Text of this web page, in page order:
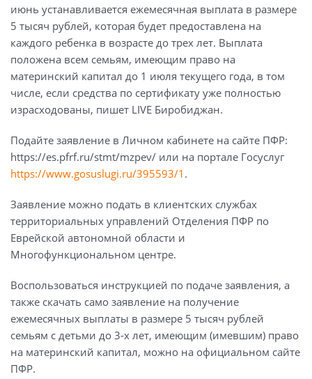
июнь устанавливается ежемесячная выплата в размере
5 тысяч рублей, которая будет предоставлена на
каждого ребенка в возрасте до трех лет. Выплата
положена всем семьям, имеющим право на
материнский капитал до 1 июля текущего года, в том
числе, если средства по сертификату уже полностью
израсходованы, пишет LIVE Биробиджан.
Подайте заявление в Личном кабинете на сайте ПФР:
https://es.pfrf.ru/stmt/mzpev/ или на портале Госуслуг
https://www.gosuslugi.ru/395593/1 .
Заявление можно подать в клиентских службах
территориальных управлений Отделения ПФР по
Еврейской автономной области и
Многофункциональном центре.
Воспользоваться инструкцией по подаче заявления, а
также скачать само заявление на получение
ежемесячных выплаты в размере 5 тысяч рублей
семьям с детьми до 3-х лет, имеющим (имевшим) право
на материнский капитал, можно на официальном сайте
ПФР.